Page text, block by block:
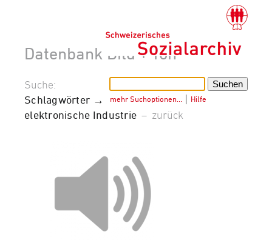
Datenbank Bild + Ton
mehr Suchoptionen… Hilfe
Suche:
Schlagwörter →
elektronische Industrie – zurück